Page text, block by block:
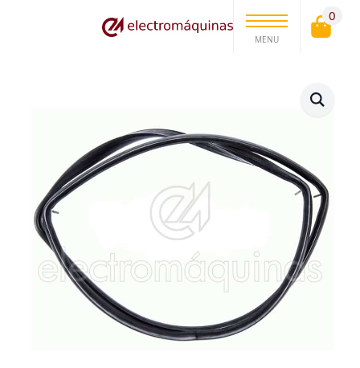
MENU
0